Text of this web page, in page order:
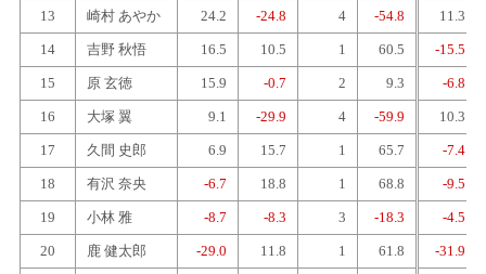
13 崎村 あやか 24.2 -24.8 4 -54.8 11.3
14 吉野 秋悟 16.5 10.5 1 60.5 -15.5
15 原 玄徳 15.9 -0.7 2 9.3 -6.8
16 大塚 翼 9.1 -29.9 4 -59.9 10.3
17 久間 史郎 6.9 15.7 1 65.7 -7.4
18 有沢 奈央 -6.7 18.8 1 68.8 -9.5
19 小林 雅 -8.7 -8.3 3 -18.3 -4.5
20 鹿 健太郎 -29.0 11.8 1 61.8 -31.9